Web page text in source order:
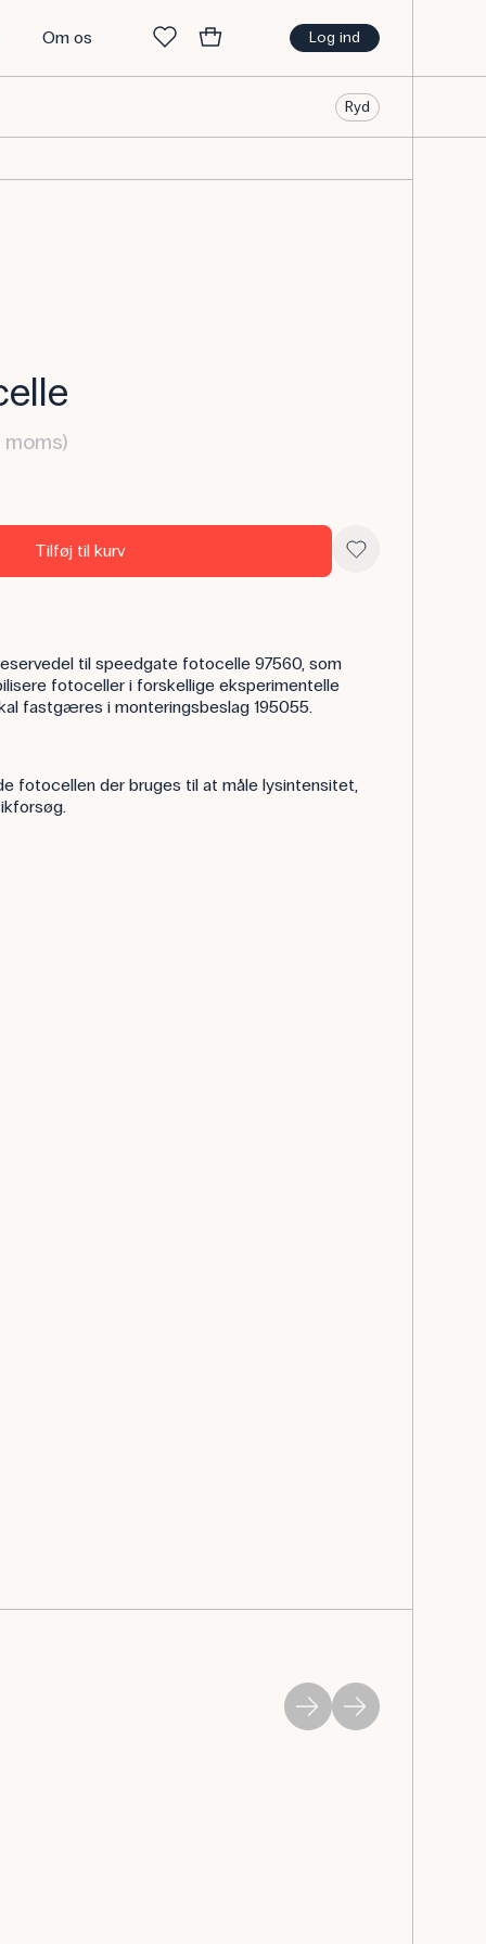
Log ind
Om os
Ryd
moms)
Tilføj til kurv
til speedgate fotocelle 97560, som
fotoceller i forskellige eksperimentelle
fastgæres i monteringsbeslag 195055.
fotocellen der bruges til at måle lysintensitet,